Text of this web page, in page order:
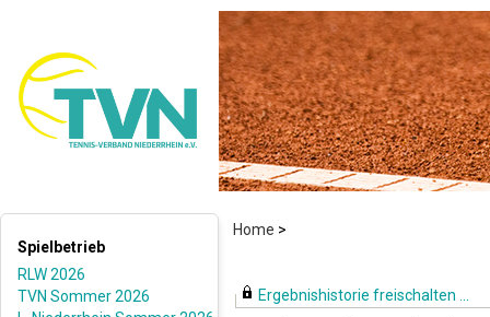
Home >
Spielbetrieb
RLW 2026
TVN Sommer 2026
Ergebnishistorie freischalten ...